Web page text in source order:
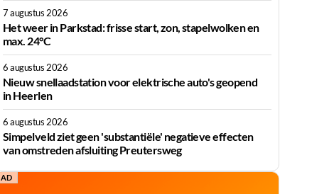
7 augustus 2026
Het weer in Parkstad: frisse start, zon, stapelwolken en
max. 24°C
6 augustus 2026
Nieuw snellaadstation voor elektrische auto's geopend
in Heerlen
6 augustus 2026
Simpelveld ziet geen 'substantiële' negatieve effecten
van omstreden afsluiting Preutersweg
AD